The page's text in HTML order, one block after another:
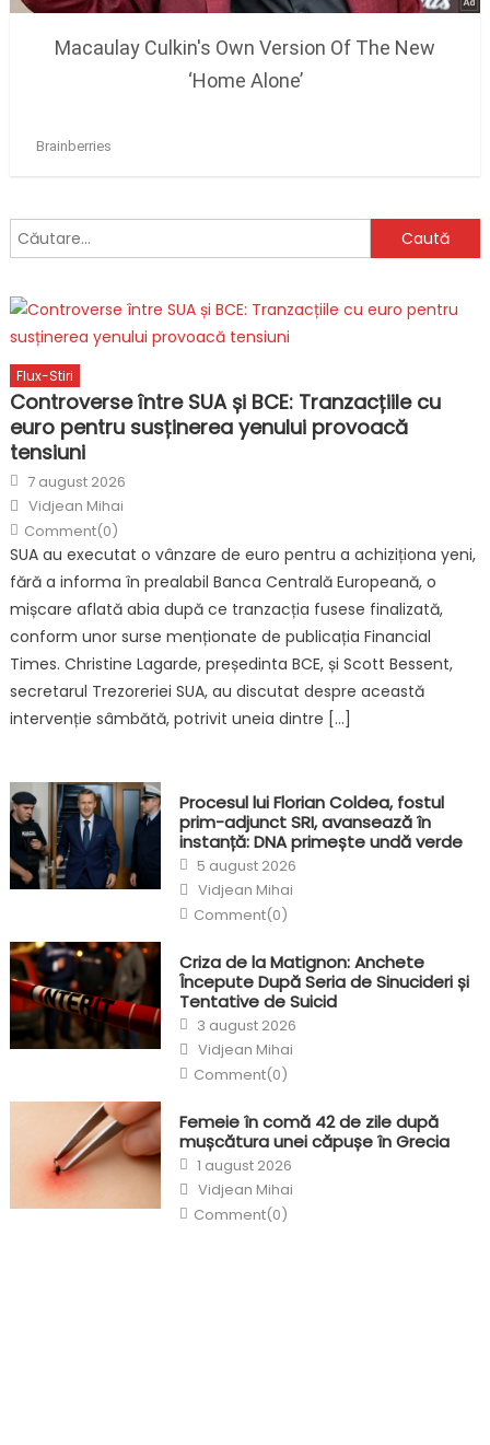
Caută
după:
Flux-Stiri
Controverse între SUA și BCE: Tranzacțiile cu
euro pentru susținerea yenului provoacă
tensiuni
Posted
on
7 august 2026
Author
Vidjean Mihai
Comment(0)
SUA au executat o vânzare de euro pentru a achiziționa yeni,
fără a informa în prealabil Banca Centrală Europeană, o
mișcare aflată abia după ce tranzacția fusese finalizată,
conform unor surse menționate de publicația Financial
Times. Christine Lagarde, președinta BCE, și Scott Bessent,
secretarul Trezoreriei SUA, au discutat despre această
intervenție sâmbătă, potrivit uneia dintre […]
Procesul lui Florian Coldea, fostul
prim-adjunct SRI, avansează în
instanță: DNA primește undă verde
Posted
on
5 august 2026
Author
Vidjean Mihai
Comment(0)
Criza de la Matignon: Anchete
Începute După Seria de Sinucideri și
Tentative de Suicid
Posted
on
3 august 2026
Author
Vidjean Mihai
Comment(0)
Femeie în comă 42 de zile după
mușcătura unei căpușe în Grecia
Posted
on
1 august 2026
Author
Vidjean Mihai
Comment(0)